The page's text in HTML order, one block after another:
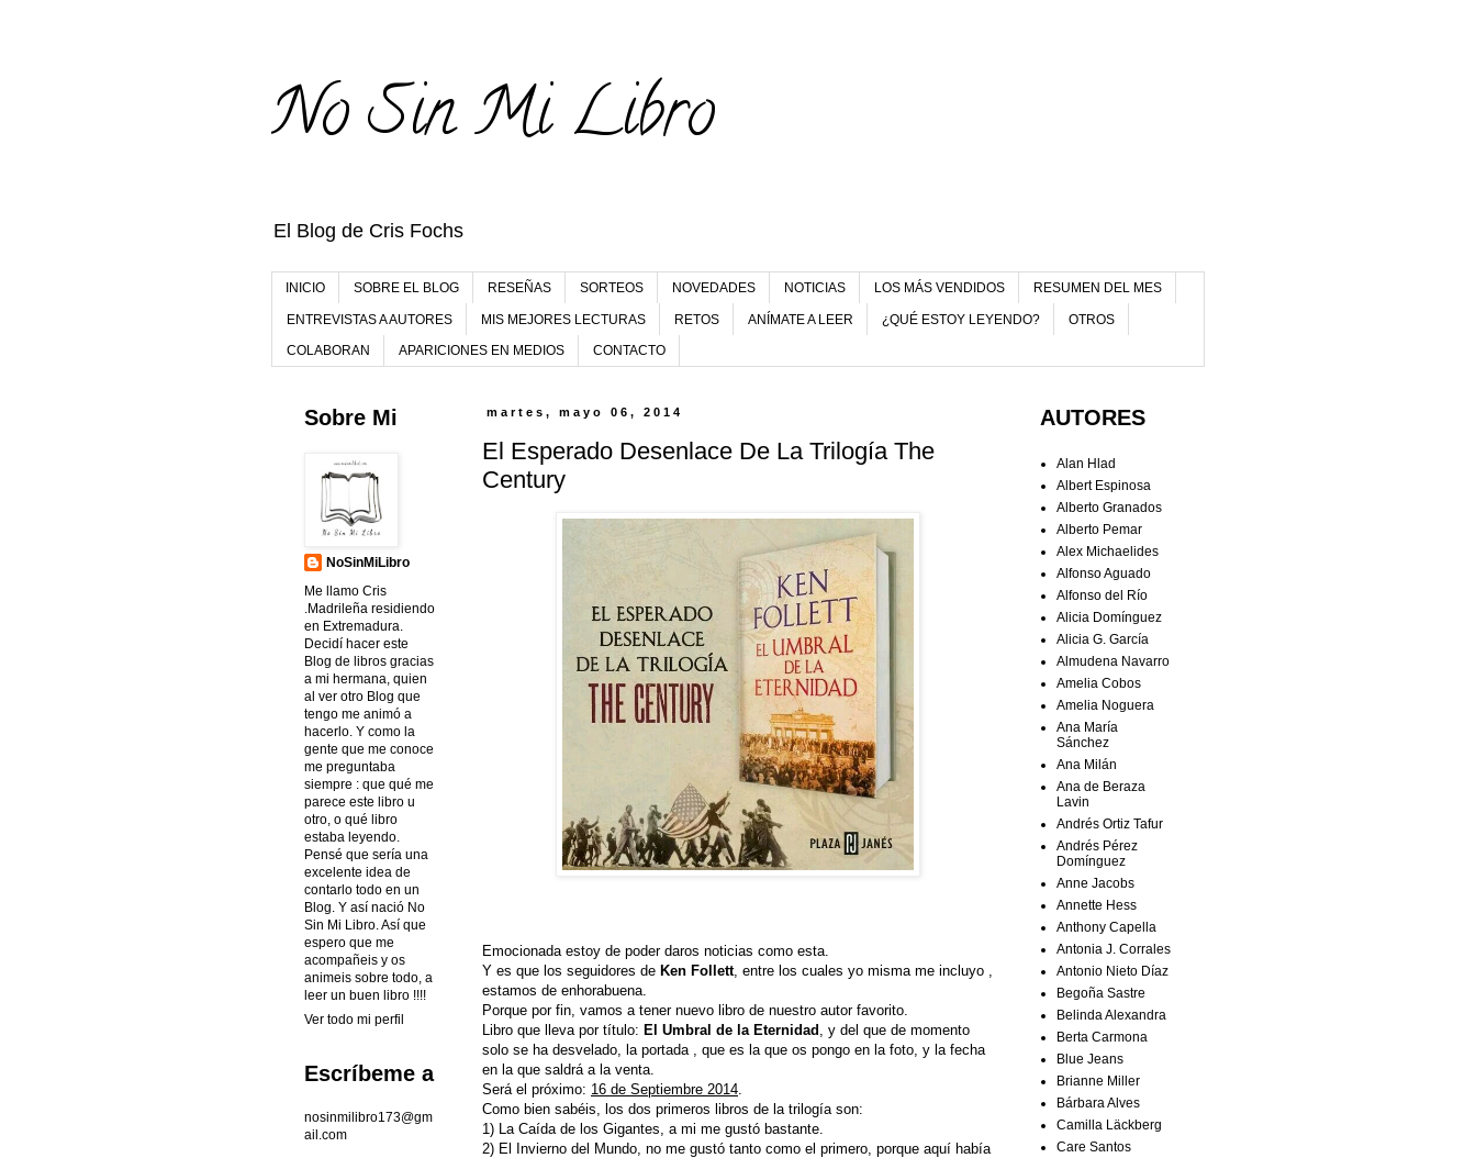
No Sin Mi Libro
El Blog de Cris Fochs
INICIO SOBRE EL BLOG RESEÑAS SORTEOS NOVEDADES NOTICIAS LOS MÁS VENDIDOS RESUMEN DEL MES
ENTREVISTAS A AUTORES MIS MEJORES LECTURAS RETOS ANÍMATE A LEER ¿QUÉ ESTOY LEYENDO? OTROS
COLABORAN APARICIONES EN MEDIOS CONTACTO
martes, mayo 06, 2014
El Esperado Desenlace De La Trilogía The
Century
Emocionada estoy de poder daros noticias como esta.
Y es que los seguidores de Ken Follett, entre los cuales yo misma me incluyo ,
estamos de enhorabuena.
Porque por fin, vamos a tener nuevo libro de nuestro autor favorito.
Libro que lleva por título: El Umbral de la Eternidad
, y del que de momento
solo se ha desvelado, la portada , que es la que os pongo en la foto, y la fecha
en la que saldrá a la venta.
Será el próximo: 16 de Septiembre 2014
Como bien sabéis, los dos primeros libros de la trilogía son:
1) La Caída de los Gigantes, a mi me gustó bastante.
2) El Invierno del Mundo, no me gustó tanto como el primero, porque aquí había
Sobre Mi
NoSinMiLibro
Me llamo Cris
.Madrileña residiendo
en Extremadura.
Decidí hacer este
Blog de libros gracias
a mi hermana, quien
al ver otro Blog que
tengo me animó a
hacerlo. Y como la
gente que me conoce
me preguntaba
siempre : que qué me
parece este libro u
otro, o qué libro
estaba leyendo.
Pensé que sería una
excelente idea de
contarlo todo en un
Blog. Y así nació No
Sin Mi Libro. Así que
espero que me
acompañeis y os
animeis sobre todo, a
leer un buen libro !!!!
Ver todo mi perfil
Escríbeme a
nosinmilibro173@gm
ail.com
AUTORES
Alan Hlad
Albert Espinosa
Alberto Granados
Alberto Pemar
Alex Michaelides
Alfonso Aguado
Alfonso del Río
Alicia Domínguez
Alicia G. García
Almudena Navarro
Amelia Cobos
Amelia Noguera
Ana María
Sánchez
Ana Milán
Ana de Beraza
Lavin
Andrés Ortiz Tafur
Andrés Pérez
Domínguez
Anne Jacobs
Annette Hess
Anthony Capella
Antonia J. Corrales
Antonio Nieto Díaz
Begoña Sastre
Belinda Alexandra
Berta Carmona
Blue Jeans
Brianne Miller
Bárbara Alves
Camilla Läckberg
Care Santos